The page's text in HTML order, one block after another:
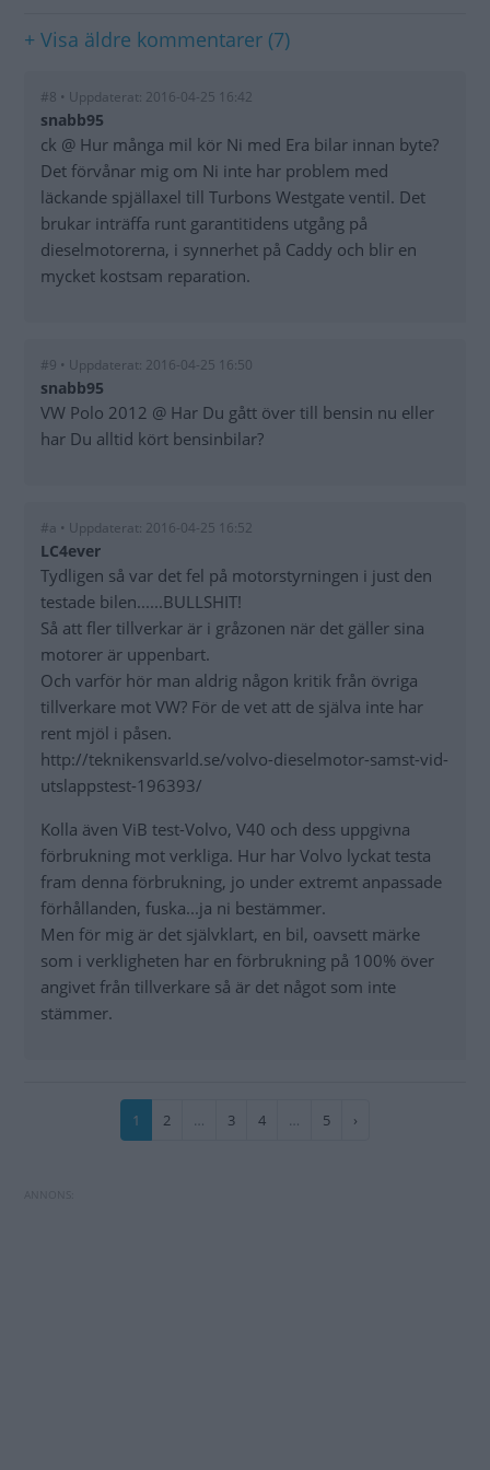
+ Visa äldre kommentarer (7)
#8 • Uppdaterat: 2016-04-25 16:42
snabb95
ck @ Hur många mil kör Ni med Era bilar innan byte?
Det förvånar mig om Ni inte har problem med
läckande spjällaxel till Turbons Westgate ventil. Det
brukar inträffa runt garantitidens utgång på
dieselmotorerna, i synnerhet på Caddy och blir en
mycket kostsam reparation.
#9 • Uppdaterat: 2016-04-25 16:50
snabb95
VW Polo 2012 @ Har Du gått över till bensin nu eller
har Du alltid kört bensinbilar?
#a • Uppdaterat: 2016-04-25 16:52
LC4ever
Tydligen så var det fel på motorstyrningen i just den
testade bilen......BULLSHIT!
Så att fler tillverkar är i gråzonen när det gäller sina
motorer är uppenbart.
Och varför hör man aldrig någon kritik från övriga
tillverkare mot VW? För de vet att de själva inte har
rent mjöl i påsen.
http://teknikensvarld.se/volvo-dieselmotor-samst-vid-
utslappstest-196393/
Kolla även ViB test-Volvo, V40 och dess uppgivna
förbrukning mot verkliga. Hur har Volvo lyckat testa
fram denna förbrukning, jo under extremt anpassade
förhållanden, fuska...ja ni bestämmer.
Men för mig är det självklart, en bil, oavsett märke
som i verkligheten har en förbrukning på 100% över
angivet från tillverkare så är det något som inte
stämmer.
PagineringNuvarande
1 Sida
2 … Sida
3 Sida
4 … Sida
5
Nästa
›